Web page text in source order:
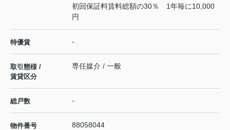
初回保証料賃料総額の30％ 1年毎に10,000
円
特優賃 -
取引態様 /
賃貸区分
専任媒介 / 一般
総戸数 -
物件番号 88058044